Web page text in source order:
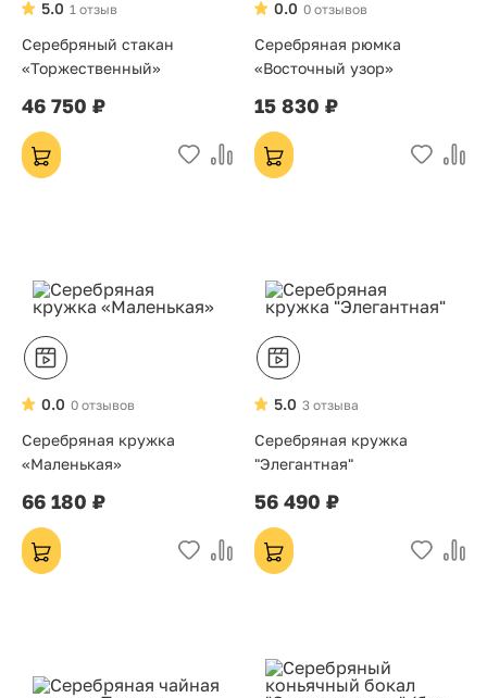
1 отзыв
5.0
Серебряный стакан
«Торжественный»
46 750 ₽
0 отзывов
0.0
Серебряная рюмка
«Восточный узор»
15 830 ₽
0 отзывов
0.0
Серебряная кружка
«Маленькая»
66 180 ₽
3 отзыва
5.0
Серебряная кружка
"Элегантная"
56 490 ₽